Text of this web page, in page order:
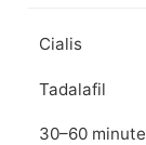
Cialis
Tadalafil
30–60